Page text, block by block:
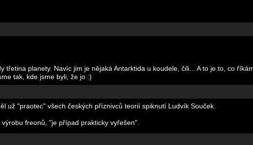
planety. Navíc jim je nějaká Antarktida u koudele, čili... A to je to, co
tak, kde jsme byli, že jo :)
už "praotec" všech českých příznivců teorií spiknutí Ludvík Souček.
freonů, "je případ prakticky vyřešen".